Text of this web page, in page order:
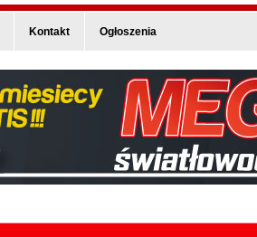
Kontakt Ogłoszenia